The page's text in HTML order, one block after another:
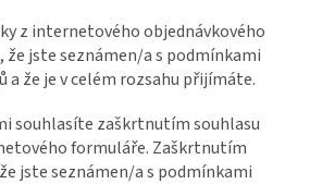
z internetového objednávkového
jste seznámen/a s podmínkami
a že je v celém rozsahu přijímáte.
souhlasíte zaškrtnutím souhlasu
formuláře. Zaškrtnutím
jste seznámen/a s podmínkami